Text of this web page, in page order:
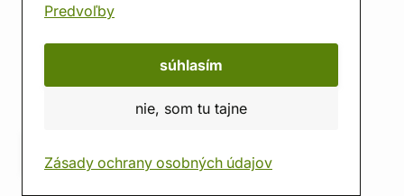
Predvoľby
súhlasím
nie, som tu tajne
Zásady ochrany osobných údajov
Hodnotenie obchodu